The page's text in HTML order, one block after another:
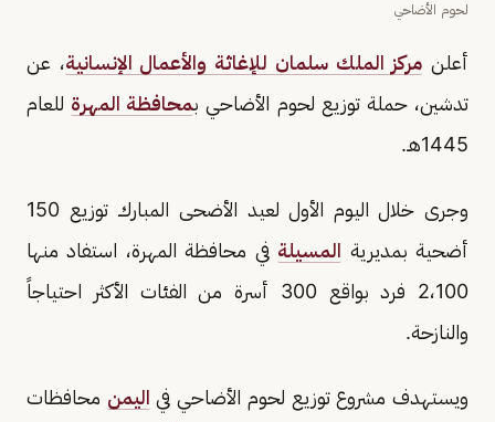
لحوم الأضاحي
أعلن مركز الملك سلمان للإغاثة والأعمال الإنسانية، عن
تدشين، حملة توزيع لحوم الأضاحي بمحافظة المهرة للعام
1445هـ.
وجرى خلال اليوم الأول لعيد الأضحى المبارك توزيع 150
أضحية بمديرية المسيلة في محافظة المهرة، استفاد منها
2،100 فرد بواقع 300 أسرة من الفئات الأكثر احتياجاً
والنازحة.
ويستهدف مشروع توزيع لحوم الأضاحي في اليمن محافظات